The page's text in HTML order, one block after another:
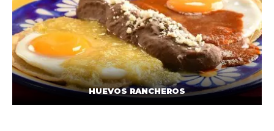
HUEVOS RANCHEROS